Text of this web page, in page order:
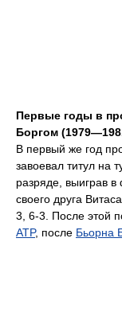
Первые годы в
Боргом
В первый же год
завоевал титул на
разряде, выиграв
своего друга
3, 6-3. После этой
ATP, после Бьорна